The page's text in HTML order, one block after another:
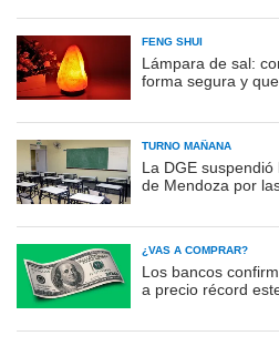
FENG SHUI
Lámpara de sal:
forma segura y
TURNO MAÑANA
La DGE
de Mendoza por
¿VAS A COMPRAR?
Los bancos
a precio récord